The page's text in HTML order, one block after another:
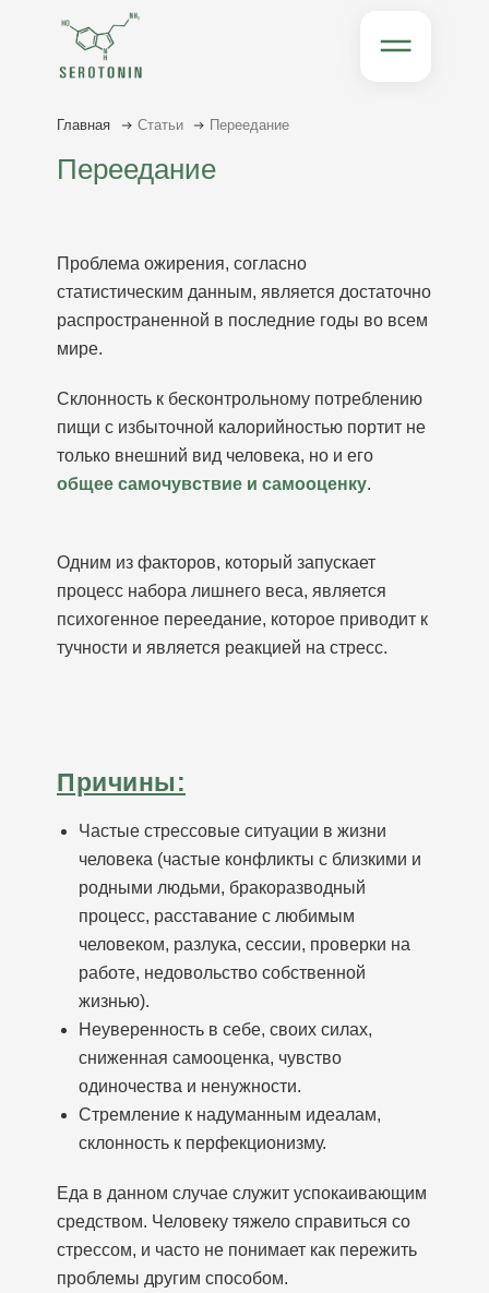
Переедание
Главная Статьи Переедание
Причины:
Одним из факторов, который запускает
процесс набора лишнего веса, является
психогенное переедание, которое приводит к
тучности и является реакцией на стресс.
Склонность к бесконтрольному потреблению
пищи с избыточной калорийностью портит не
только внешний вид человека, но и его
общее самочувствие и самооценку.
Проблема ожирения, согласно
статистическим данным, является достаточно
распространенной в последние годы во всем
мире.
Еда в данном случае служит успокаивающим
средством. Человеку тяжело справиться со
стрессом, и часто не понимает как пережить
проблемы другим способом.
Частые стрессовые ситуации в жизни
человека (частые конфликты с близкими и
родными людьми, бракоразводный
процесс, расставание с любимым
человеком, разлука, сессии, проверки на
работе, недовольство собственной
жизнью).
Неуверенность в себе, своих силах,
сниженная самооценка, чувство
одиночества и ненужности.
Стремление к надуманным идеалам,
склонность к перфекционизму.